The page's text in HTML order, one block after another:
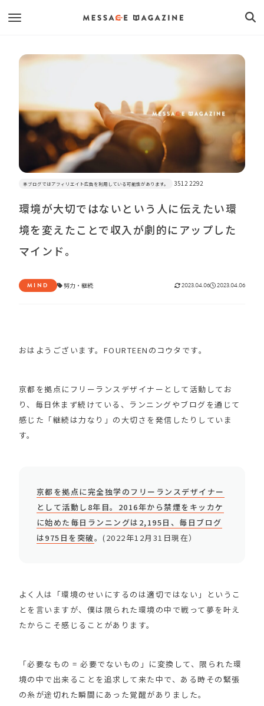
本ブログではアフィリエイト広告を利用している可能性があります。 3512 2292
環境が大切ではないという人に伝えたい環
境を変えたことで収入が劇的にアップした
マインド。
MIND 努力・ 継続 2023.04.06 2023.04.06
おはようございます。FOURTEENのコウタです。
京都を拠点にフリーランスデザイナーとして活動してお
り、毎日休まず続けている、ランニングやブログを通じて
感じた「継続は力なり」の大切さを発信したりしていま
す。
京都を拠点に完全独学のフリーランスデザイナー
として活動し8年目。2016年から禁煙をキッカケ
に始めた毎日ランニングは2,195日、毎日ブログ
は975日を突破。(2022年12月31日現在）
よく人は「環境のせいにするのは適切ではない」というこ
とを言いますが、僕は限られた環境の中で戦って夢を叶え
たからこそ感じることがあります。
「必要なもの = 必要でないもの」に変換して、限られた環
境の中で出来ることを追求して来た中で、ある時その緊張
の糸が途切れた瞬間にあった覚醒がありました。